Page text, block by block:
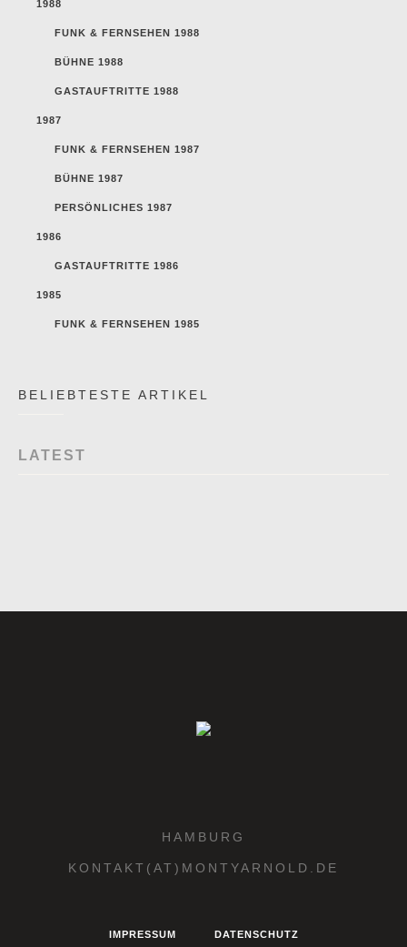
1988
FUNK & FERNSEHEN 1988
BÜHNE 1988
GASTAUFTRITTE 1988
1987
FUNK & FERNSEHEN 1987
BÜHNE 1987
PERSÖNLICHES 1987
1986
GASTAUFTRITTE 1986
1985
FUNK & FERNSEHEN 1985
BELIEBTESTE ARTIKEL
LATEST
HAMBURG
KONTAKT(AT)MONTYARNOLD.DE
IMPRESSUM DATENSCHUTZ